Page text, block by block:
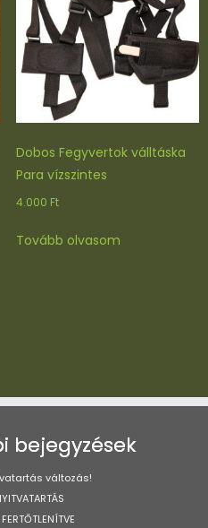
Dobos Fegyvertok válltáska
Para vízszintes
4.000 Ft
Tovább olvasom
bejegyzések
változás!